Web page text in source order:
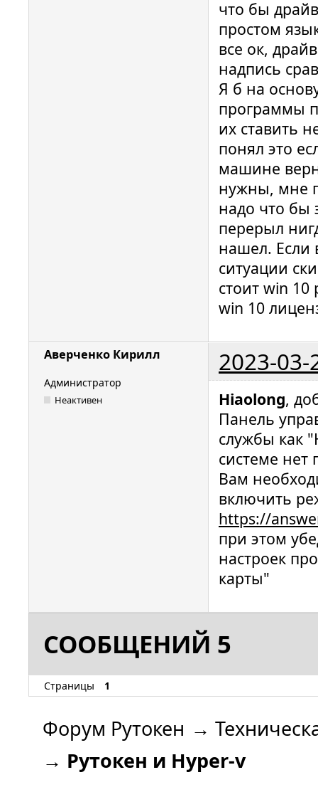
что бы
простом
все ок,
надпись
Я б на
программы
их ставить
понял это
машине
нужны, мне
надо что бы
перерыл
нашел. Если
ситуации
стоит win
win 10
Аверченко Кирилл 2023-03-
Администратор
Неактивен Hiaolong,
Панель
службы как
системе нет
Вам
включить
https://
при этом
настроек
карты"
СООБЩЕНИЙ 5
Страницы 1
Форум Рутокен →
→ Рутокен и Hyper-v